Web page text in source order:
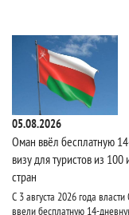
05.08.2026
Оман ввёл бесплатную
визу для туристов из 100
стран
С 3 августа 2026 года
ввели бесплатную 14-